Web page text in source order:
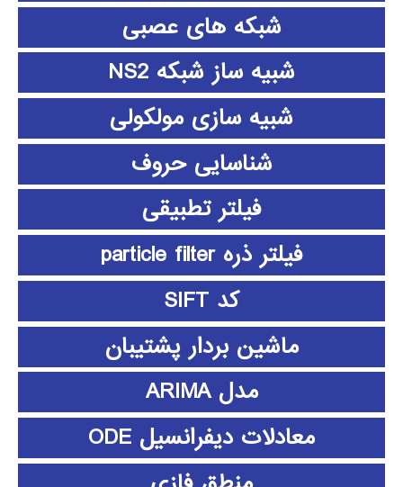
شبکه های عصبی
شبیه ساز شبکه NS2
شبیه سازی مولکولی
شناسایی حروف
فیلتر تطبیقی
فیلتر ذره particle filter
کد SIFT
ماشین بردار پشتیبان
مدل ARIMA
معادلات دیفرانسیل ODE